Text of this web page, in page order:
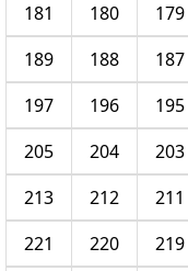
179
180
181
187
188
189
195
196
197
203
204
205
211
212
213
219
220
221